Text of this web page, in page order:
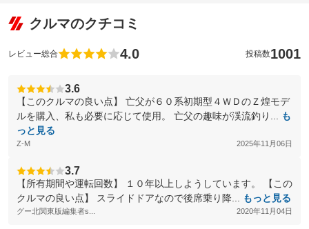
クルマのクチコミ
レビュー総合 4.0 投稿数1001
3.6
【このクルマの良い点】 亡父が６０系初期型４ＷＤのＺ煌モデ
ルを購入、私も必要に応じて使用。 亡父の趣味が渓流釣り...
も
っと見る
Z-M 2025年11月06日
3.7
【所有期間や運転回数】 １０年以上しようしています。 【この
クルマの良い点】 スライドドアなので後席乗り降...
もっと見る
グー北関東版編集者s... 2020年11月04日